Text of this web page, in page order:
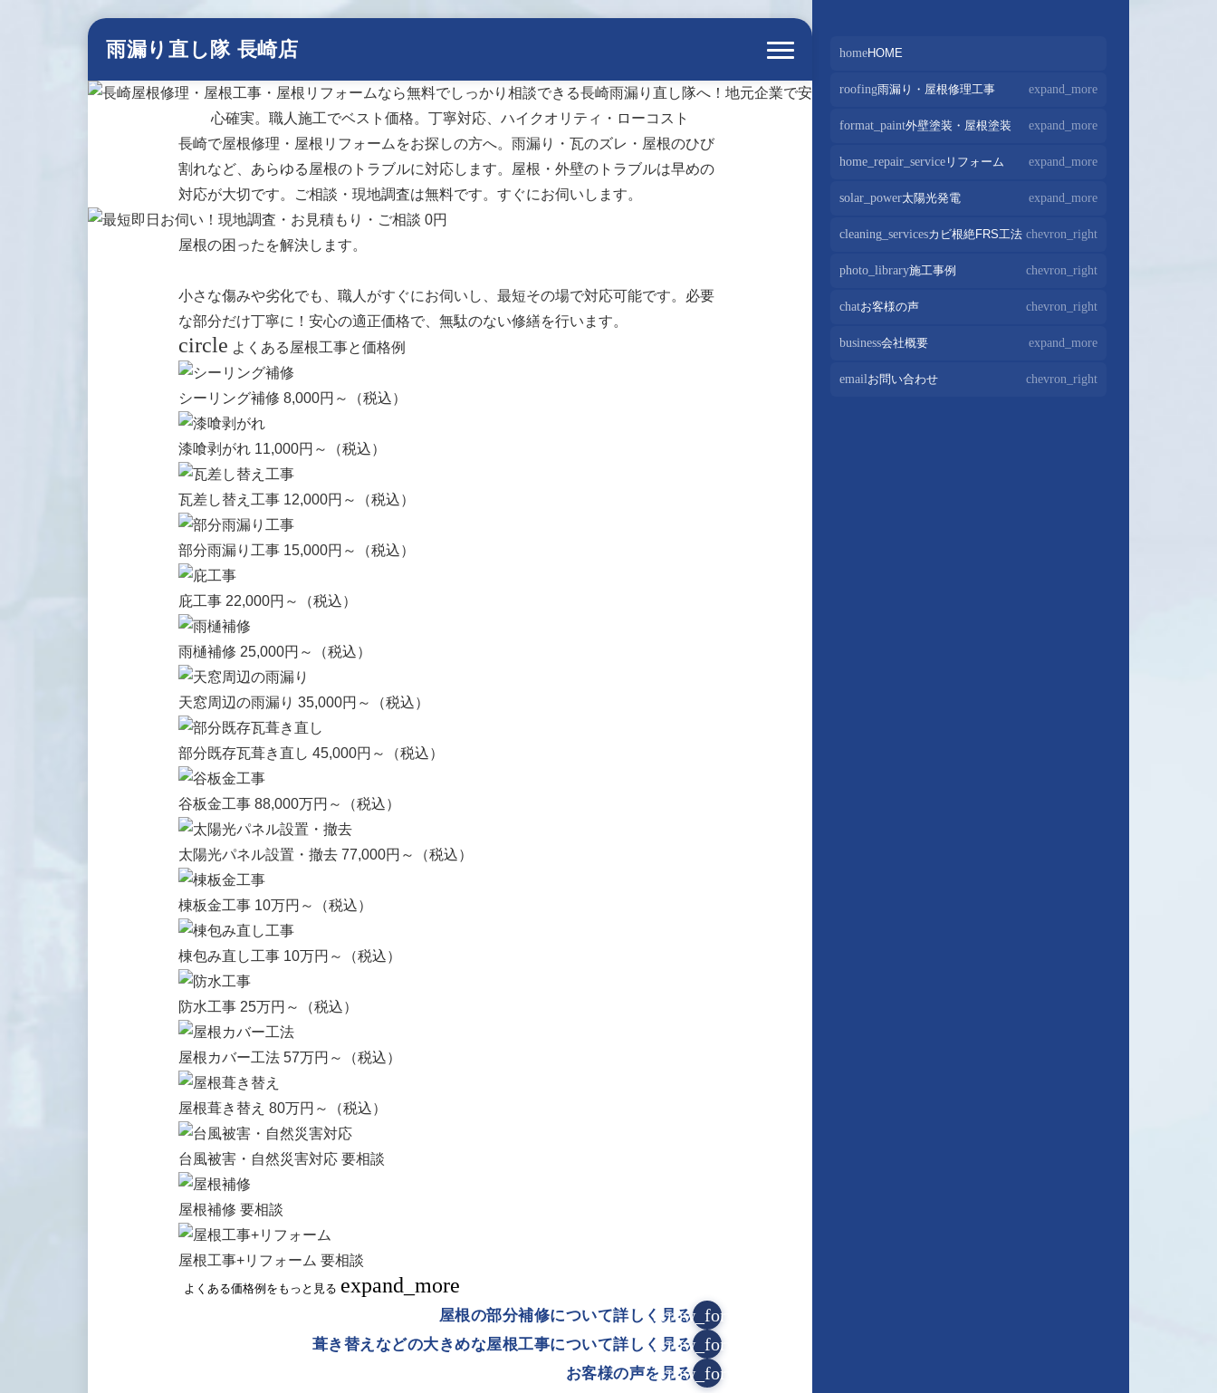
雨漏り直し隊 長崎店
長崎で屋根修理・屋根リフォームをお探しの方へ。雨漏り・瓦のズレ・屋根のひび
割れなど、あらゆる屋根のトラブルに対応します。屋根・外壁のトラブルは早めの
対応が大切です。ご相談・現地調査は無料です。すぐにお伺いします。
屋根の困ったを解決します。
小さな傷みや劣化でも、職人がすぐにお伺いし、最短その場で対応可能です。必要
な部分だけ丁寧に！安心の適正価格で、無駄のない修繕を行います。
circle よくある屋根工事と価格例
シーリング補修 8,000円～ （税込）
漆喰剥がれ 11,000円～ （税込）
瓦差し替え工事 12,000円～ （税込）
部分雨漏り工事 15,000円～ （税込）
庇工事 22,000円～ （税込）
雨樋補修 25,000円～ （税込）
天窓周辺の雨漏り 35,000円～ （税込）
部分既存瓦葺き直し 45,000円～ （税込）
谷板金工事 88,000万円～ （税込）
太陽光パネル設置・撤去 77,000円～ （税込）
棟板金工事 10万円～ （税込）
棟包み直し工事 10万円～ （税込）
防水工事 25万円～ （税込）
屋根カバー工法 57万円～ （税込）
屋根葺き替え 80万円～ （税込）
台風被害・自然災害対応 要相談
屋根補修 要相談
屋根工事+リフォーム 要相談
よくある価格例をもっと見る expand_more
arrow_forward
屋根の部分補修について詳しく見る
arrow_forward
葺き替えなどの大きめな屋根工事について詳しく見る
arrow_forward
お客様の声を見る
homeHOME
roofing雨漏り・屋根修理工事 expand_more
屋根修理・屋根工事 chevron_right
部分屋根工事 chevron_right
棟板金包み直し工事 chevron_right
棟板金工事 chevron_right
format_paint外壁塗装・屋根塗装 expand_more
外壁塗装 chevron_right
home_repair_service リフォーム expand_more
キッチンリフォーム chevron_right
家電・設備リフォーム chevron_right
外構リフォーム chevron_right
solar_power太陽光発電 expand_more
太陽光パネル設置 chevron_right
cleaning_servicesカビ根絶FRS工法 chevron_right
photo_library施工事例 chevron_right
chatお客様の声 chevron_right
business会社概要 expand_more
会社案内 chevron_right
emailお問い合わせ chevron_right